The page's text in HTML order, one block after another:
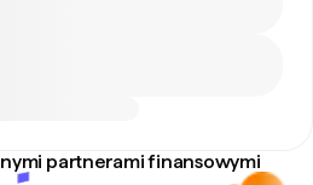
partnerami finansowymi